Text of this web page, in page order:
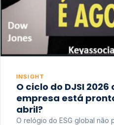
INSIGHT
O ciclo do DJSI 2026
empresa está
abril?
O relógio do ESG global não para. ⏳ Com a